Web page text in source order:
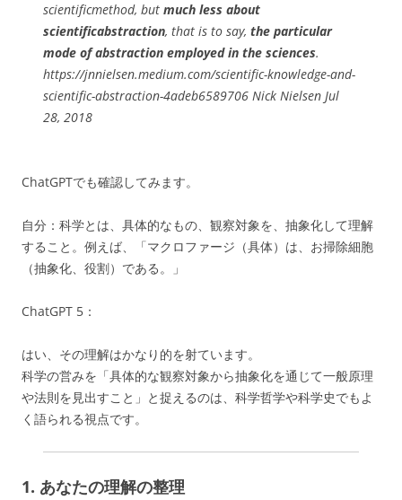
scientificmethod, but much less about
scientificabstraction, that is to say, the particular
mode of abstraction employed in the sciences.
https://jnnielsen.medium.com/scientific-knowledge-and-
scientific-abstraction-4adeb6589706 Nick Nielsen Jul
28, 2018
ChatGPTでも確認してみます。
自分：科学とは、具体的なもの、観察対象を、抽象化して理解
すること。例えば、「マクロファージ（具体）は、お掃除細胞
（抽象化、役割）である。」
ChatGPT 5：
はい、その理解はかなり的を射ています。
科学の営みを「具体的な観察対象から抽象化を通じて一般原理
や法則を見出すこと」と捉えるのは、科学哲学や科学史でもよ
く語られる視点です。
1. あなたの理解の整理